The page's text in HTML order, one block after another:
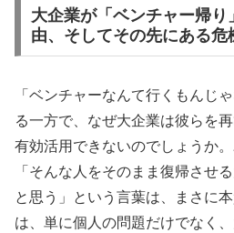
大企業が「ベンチャー帰り
由、そしてその先にある危
「ベンチャーなんて行くもんじ
る一方で、なぜ大企業は彼らを
有効活用できないのでしょうか
「そんな人をそのまま復帰させ
と思う」という言葉は、まさに
は、単に個人の問題だけでなく